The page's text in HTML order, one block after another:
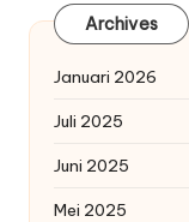
Archives
Januari 2026
Juli 2025
Juni 2025
Mei 2025